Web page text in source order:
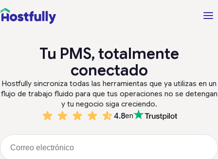
Tu PMS, totalmente
conectado
Hostfully sincroniza todas las herramientas que ya utilizas en un
flujo de trabajo fluido para que tus operaciones no se detengan
y tu negocio siga creciendo.
4.8en